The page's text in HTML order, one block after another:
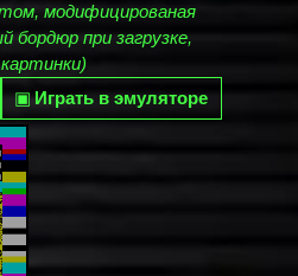
модифицированая
бордюр при загрузке,
▣Играть в эмуляторе